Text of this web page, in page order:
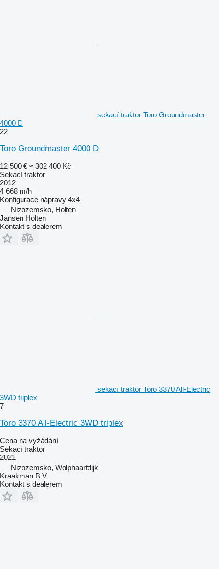
sekací traktor Toro Groundmaster
4000 D
22
Toro Groundmaster 4000 D
12 500 € ≈ 302 400 Kč
Sekací traktor
2012
4 668 m/h
Konfigurace nápravy 4x4
Nizozemsko, Holten
Jansen Holten
Kontakt s dealerem
sekací traktor Toro 3370 All-Electric
3WD triplex
7
Toro 3370 All-Electric 3WD triplex
Cena na vyžádání
Sekací traktor
2021
Nizozemsko, Wolphaartdijk
Kraakman B.V.
Kontakt s dealerem